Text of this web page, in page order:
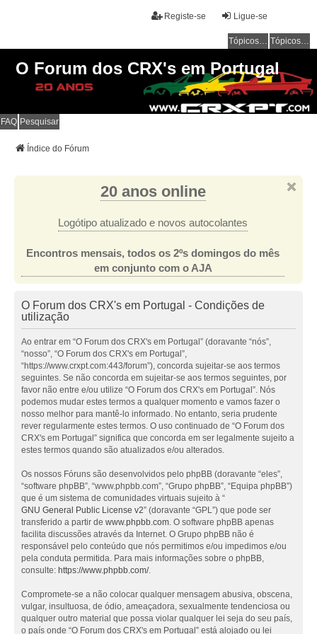
Ligue-se
Registe-se
Tópicos sem resposta Tópicos ativos
O Forum dos CRX's em Portugal
FAQ Pesquisar
Índice do Fórum
20 anos online
Logótipo atualizado e novos autocolantes
Encontros mensais, todos os 2ºs domingos do mês
em conjunto com o AJA
O Forum dos CRX's em Portugal - Condições de
utilização
Ao entrar em “O Forum dos CRX's em Portugal” (doravante “nós”,
“nosso”, “O Forum dos CRX's em Portugal”,
“https://www.crxpt.com:443/forum”), concorda sujeitar-se aos termos
seguintes. Se não concorda em sujeitar-se aos termos seguintes, por
favor não entre e/ou utilize “O Forum dos CRX's em Portugal”. Nós
podemos mudar estes termos a qualquer momento e vamos fazer o
nosso melhor para mantê-lo informado. No entanto, seria prudente
rever regularmente estes termos. O uso continuado de “O Forum dos
CRX's em Portugal” significa que concorda em ser legalmente sujeito a
estes termos quando são atualizados e/ou alterados.
Os nossos Fóruns são desenvolvidos pelo phpBB (doravante “eles”,
“software phpBB”, “www.phpbb.com”, “Grupo phpBB”, “Equipa phpBB”)
que é um sistema de comunidades virtuais sujeito à “
GNU General Public License v2” (doravante “GPL”) que pode ser
transferido a partir de www.phpbb.com. O software phpBB apenas
facilita discussões através da Internet. O Grupo phpBB não é
responsável pelo conteúdo que nós permitimos e/ou impedimos e/ou
pela conduta permitida. Para mais informações sobre o phpBB,
consulte: https://www.phpbb.com/.
Compromete-se a não colocar qualquer mensagem abusiva, obscena,
vulgar, insultuosa, de ódio, ameaçadora, sexualmente tendenciosa ou
qualquer outro material que possa violar qualquer lei seja do seu país,
o país onde “O Forum dos CRX's em Portugal” está alojado ou lei